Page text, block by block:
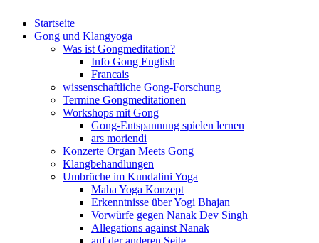
Startseite
Gong und Klangyoga
Was ist Gongmeditation?
Info Gong English
Francais
wissenschaftliche Gong-Forschung
Termine Gongmeditationen
Workshops mit Gong
Gong-Entspannung spielen lernen
ars moriendi
Konzerte Organ Meets Gong
Klangbehandlungen
Umbrüche im Kundalini Yoga
Maha Yoga Konzept
Erkenntnisse über Yogi Bhajan
Vorwürfe gegen Nanak Dev Singh
Allegations against Nanak
auf der anderen Seite